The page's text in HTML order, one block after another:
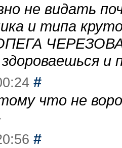
не видать
и типа
здороваешься
#
что не
#